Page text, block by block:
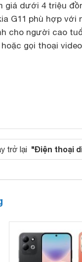
giá dưới 4 triệu
G11 phù hợp
cho người cao
hoặc gọi thoại
trở lại "Điện thoại